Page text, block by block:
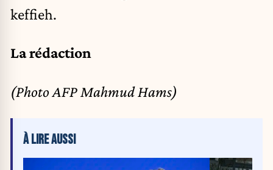
keffieh.
La rédaction
(Photo AFP Mahmud Hams)
À LIRE AUSSI